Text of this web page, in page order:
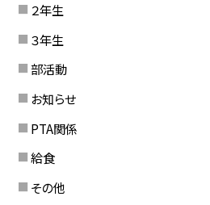
２年生
３年生
部活動
お知らせ
PTA関係
給食
その他